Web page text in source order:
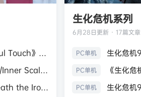
《魅魔的游戏/Soul Touch》免安装中文版
《天平游戏1:抉择/Inner Scales 1：Choice》免安装中文版
《铁门之下/Beneath the Iron Gate》免安装中文版
生化危机系列
6月28日更新 · 17篇文章
PC单机
PC单机
PC单机